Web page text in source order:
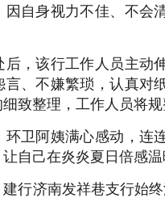
因自身视力不佳、不会
后，该行工作人员主动
、不嫌繁琐，认真对
致整理，工作人员将
卫阿姨满心感动，连
自己在炎炎夏日倍感
行济南发祥巷支行始